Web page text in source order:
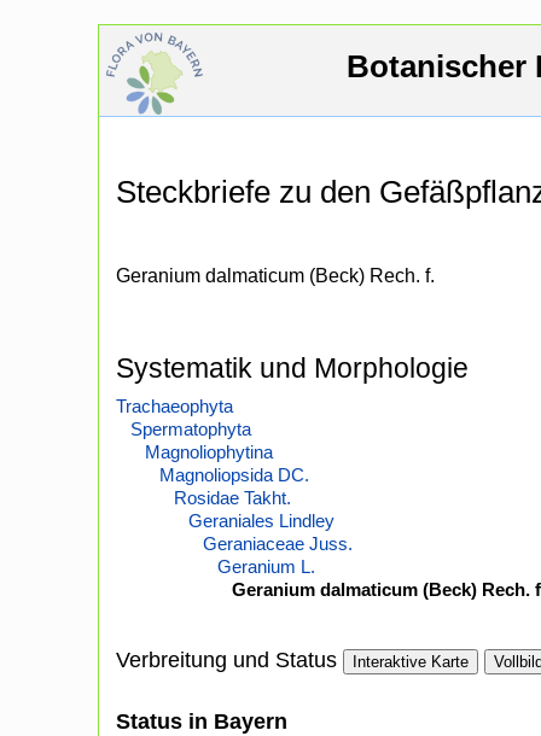
Botanischer
Steckbriefe zu den
Geranium dalmaticum (Beck) Rech. f.
Systematik und Morphologie
Trachaeophyta
Spermatophyta
Magnoliophytina
Magnoliopsida DC.
Rosidae Takht.
Geraniales Lindley
Geraniaceae Juss.
Geranium L.
Geranium dalmaticum (Beck) Rech.
Verbreitung und Status Interaktive Karte
Status in Bayern